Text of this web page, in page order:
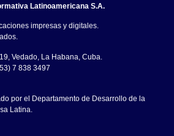
Latinoamericana S.A.
impresas y digitales.
Vedado, La Habana, Cuba.
7 838 3497
por el Departamento de Desarrollo de la
Latina.